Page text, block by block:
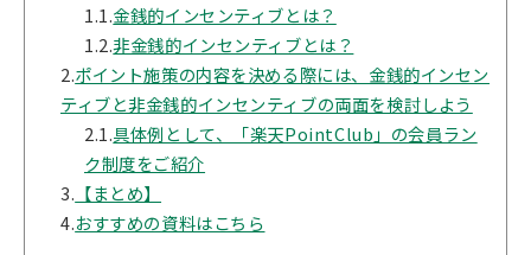
1.1.金銭的インセンティブとは？
1.2.非金銭的インセンティブとは？
2.ポイント施策の内容を決める際には、金銭的インセン
ティブと非金銭的インセンティブの両面を検討しよう
2.1.具体例として、「楽天PointClub」の会員ラン
ク制度をご紹介
3. 【まとめ】
4.おすすめの資料はこちら